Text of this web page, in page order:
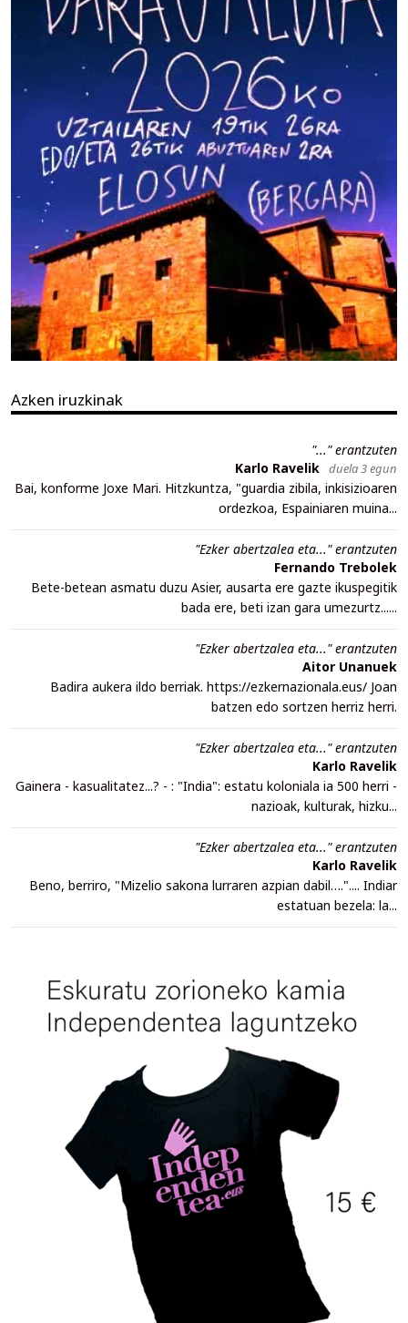
Azken iruzkinak
"..." erantzuten
Karlo Ravelik duela 3 egun
Bai, konforme Joxe Mari. Hitzkuntza, "guardia zibila, inkisizioaren
ordezkoa, Espainiaren muina...
"Ezker abertzalea eta..." erantzuten
Fernando Trebolek
Bete-betean asmatu duzu Asier, ausarta ere gazte ikuspegitik
bada ere, beti izan gara umezurtz......
"Ezker abertzalea eta..." erantzuten
Aitor Unanuek
Badira aukera ildo berriak. https://ezkernazionala.eus/ Joan
batzen edo sortzen herriz herri.
"Ezker abertzalea eta..." erantzuten
Karlo Ravelik
Gainera - kasualitatez...? - : "India": estatu koloniala ia 500 herri -
nazioak, kulturak, hizku...
"Ezker abertzalea eta..." erantzuten
Karlo Ravelik
Beno, berriro, "Mizelio sakona lurraren azpian dabil….".... Indiar
estatuan bezela: la...